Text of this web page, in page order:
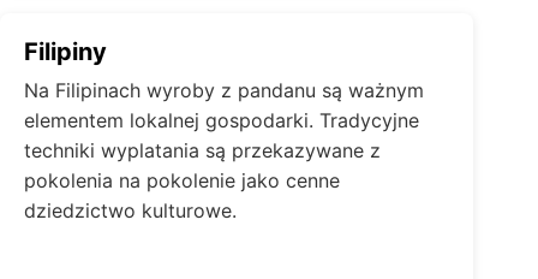
Filipiny
Na Filipinach wyroby z pandanu są ważnym
elementem lokalnej gospodarki. Tradycyjne
techniki wyplatania są przekazywane z
pokolenia na pokolenie jako cenne
dziedzictwo kulturowe.